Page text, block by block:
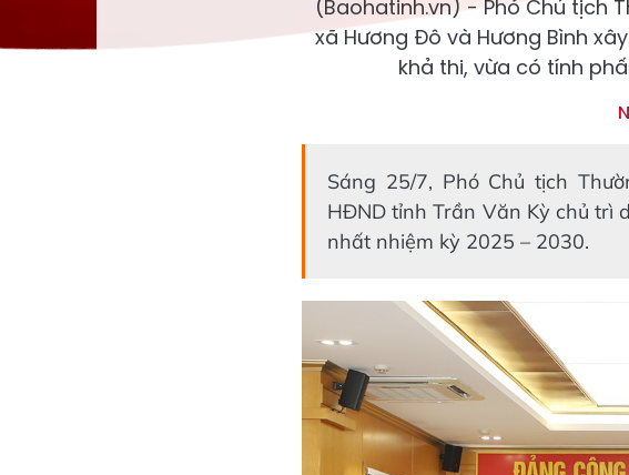
(Baohatinh.vn) - Phó Chủ tịch
xã Hương Đô và Hương Bình
khả thi, vừa có tính
Sáng 25/7, Phó Chủ tịch
HĐND tỉnh Trần Văn Kỳ chủ trì
nhất nhiệm kỳ 2025 – 2030.